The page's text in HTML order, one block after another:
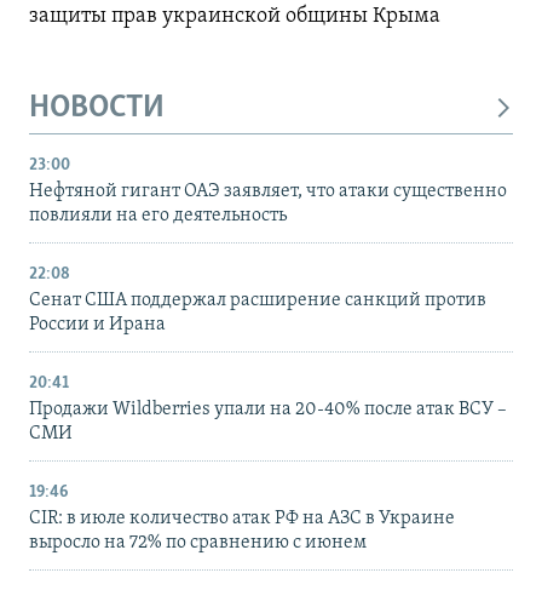
защиты прав украинской общины Крыма
НОВОСТИ
23:00
Нефтяной гигант ОАЭ заявляет, что атаки существенно
повлияли на его деятельность
22:08
Сенат США поддержал расширение санкций против
России и Ирана
20:41
Продажи Wildberries упали на 20-40% после атак ВСУ –
СМИ
19:46
CIR: в июле количество атак РФ на АЗС в Украине
выросло на 72% по сравнению с июнем